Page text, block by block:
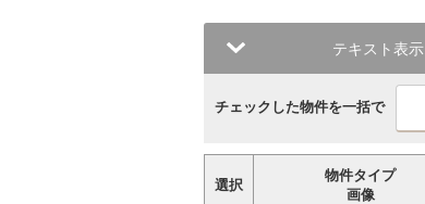
テキスト表示
チェックした物件を一括で
選択
物件タイプ
画像